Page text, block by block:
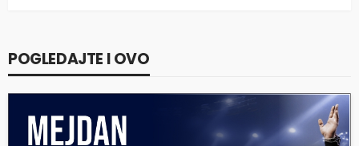
POGLEDAJTE I OVO